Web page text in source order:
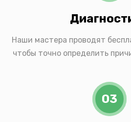
Наши мастера проводят
чтобы точно определить
03